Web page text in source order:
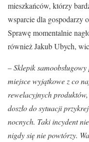
mieszkańców, którzy
wsparcie dla gospodarzy
Sprawę momentalnie
również Jakub Ubych,
–Sklepik
miejsce wyjątkowe z co
rewelacyjnych
doszło do sytuacji
nocnych. Taki incydent
nigdy się nie powtórzy.